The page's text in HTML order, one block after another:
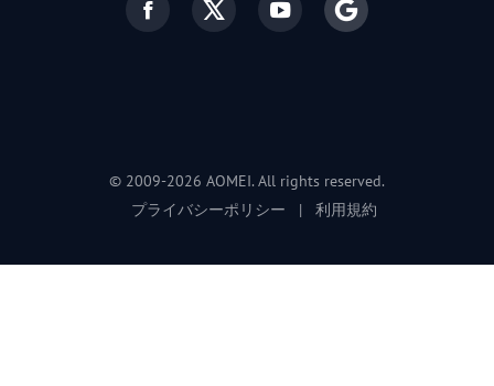
© 2009-2026 AOMEI. All rights reserved.
プライバシーポリシー
| 利用規約